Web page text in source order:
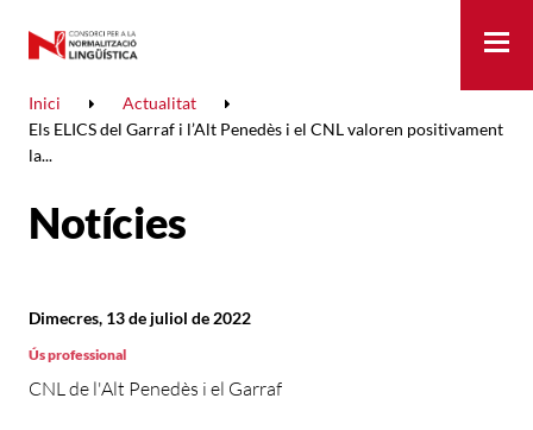
Inici
Actualitat
Els ELICS del Garraf i l’Alt Penedès i el CNL valoren positivament
la...
Notícies
CNL de l'Alt Penedès i el Garraf
Dimecres, 13 de juliol de 2022
Ús professional